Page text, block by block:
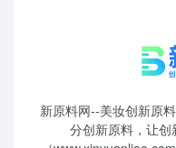
新原料网--美妆创新原
分创新原料，让